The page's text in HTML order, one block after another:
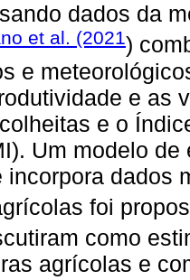
dados da
et al. (2021)
e
e as
e o
Um modelo
incorpora dados
foi
como
agrícolas e